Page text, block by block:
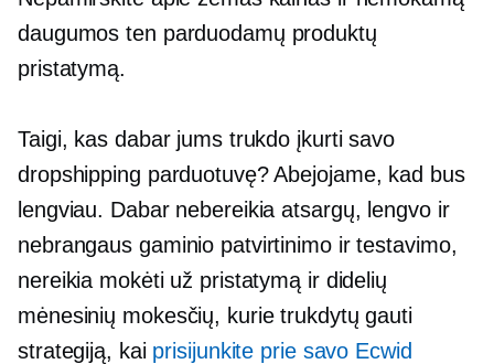
daugumos ten parduodamų produktų
pristatymą.
Taigi, kas dabar jums trukdo įkurti savo
dropshipping parduotuvę? Abejojame, kad bus
lengviau. Dabar nebereikia atsargų, lengvo ir
nebrangaus gaminio patvirtinimo ir testavimo,
nereikia mokėti už pristatymą ir didelių
mėnesinių mokesčių, kurie trukdytų gauti
strategiją, kai prisijunkite prie savo Ecwid